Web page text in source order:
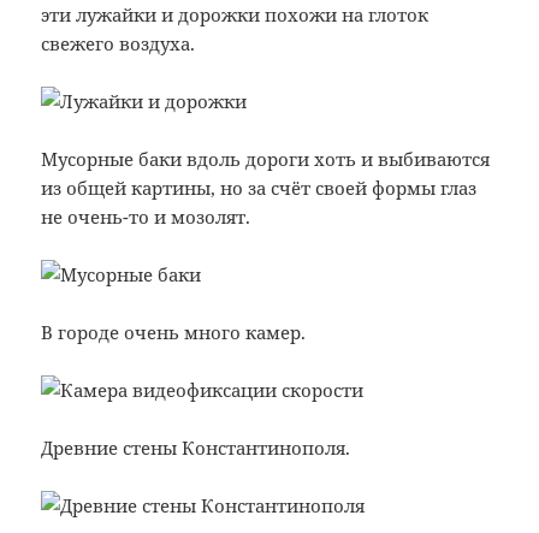
эти лужайки и дорожки похожи на глоток
свежего воздуха.
Мусорные баки вдоль дороги хоть и выбиваются
из общей картины, но за счёт своей формы глаз
не очень-то и мозолят.
В городе очень много камер.
Древние стены Константинополя.